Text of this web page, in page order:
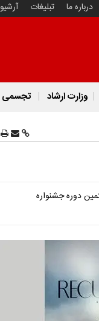
درباره ما تبلیغات آرشیو
وزارت ارشاد تجسمی
دوره جشنواره